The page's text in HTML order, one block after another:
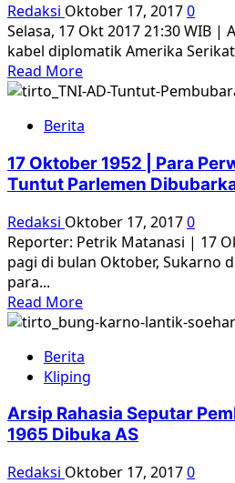
diungkap,
TNI
‘tak
akan
ubah
sejarah’
Redaksi Oktober 17, 20170
Selasa, 17 Okt 2017 21:30 WIB |
kabel diplomatik Amerika
Read MoreRead
more
Izin
Pembunuhan
Massal
–
AS
Pasca-
Tragedi
Berita
17 Oktober 1952 | Para
Tuntut Parlemen
Redaksi Oktober 17, 20170
Reporter: Petrik Matanasi | 17
pagi di bulan Oktober, Sukarno
para...
Read MoreRead
more
17
Oktober
1952
|
Para
Berita
Kliping
Arsip Rahasia Seputar
1965 Dibuka AS
Redaksi Oktober 17, 20170